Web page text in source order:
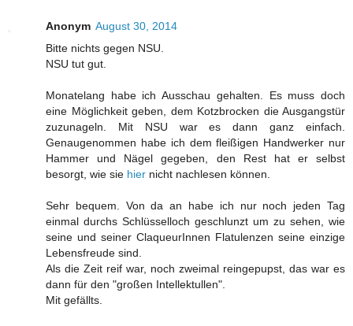
Anonym August 30, 2014
Bitte nichts gegen NSU.
NSU tut gut.
Monatelang habe ich Ausschau gehalten. Es muss doch
eine Möglichkeit geben, dem Kotzbrocken die Ausgangstür
zuzunageln. Mit NSU war es dann ganz einfach.
Genaugenommen habe ich dem fleißigen Handwerker nur
Hammer und Nägel gegeben, den Rest hat er selbst
besorgt, wie sie hier nicht nachlesen können.
Sehr bequem. Von da an habe ich nur noch jeden Tag
einmal durchs Schlüsselloch geschlunzt um zu sehen, wie
seine und seiner ClaqueurInnen Flatulenzen seine einzige
Lebensfreude sind.
Als die Zeit reif war, noch zweimal reingepupst, das war es
dann für den "großen Intellektullen".
Mit gefällts.